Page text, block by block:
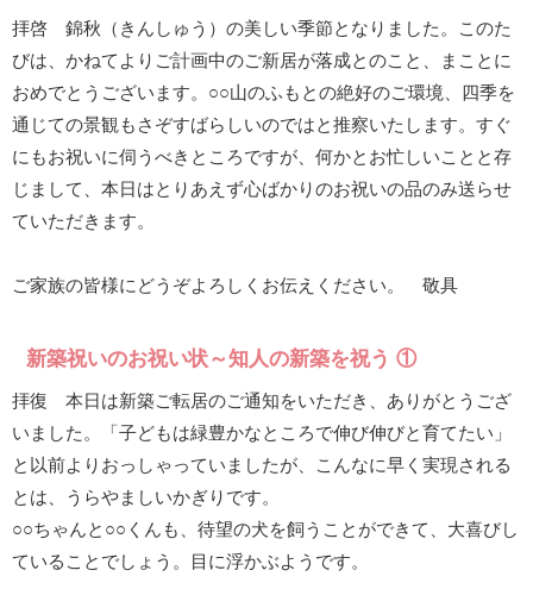
拝啓 錦秋（きんしゅう）の美しい季節となりました。このた
びは、かねてよりご計画中のご新居が落成とのこと、まことに
おめでとうございます。○○山のふもとの絶好のご環境、四季を
通じての景観もさぞすばらしいのではと推察いたします。すぐ
にもお祝いに伺うべきところですが、何かとお忙しいことと存
じまして、本日はとりあえず心ばかりのお祝いの品のみ送らせ
ていただきます。
ご家族の皆様にどうぞよろしくお伝えください。 敬具
新築祝いのお祝い状～知人の新築を祝う ①
拝復 本日は新築ご転居のご通知をいただき、ありがとうござ
いました。「子どもは緑豊かなところで伸び伸びと育てたい」
と以前よりおっしゃっていましたが、こんなに早く実現される
とは、うらやましいかぎりです。
○○ちゃんと○○くんも、待望の犬を飼うことができて、大喜びし
ていることでしょう。目に浮かぶようです。